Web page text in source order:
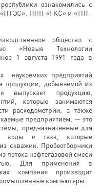
ознакомились с
«НТЭС», НПП «ГКС» и «ТНГ-
общество с
«Новые Технологии
1 августа 1991 года в
предприятий
продукции, добываемой из
выпускает продукцию,
которые занимаются
расходометрии, а также
предприятием, — это
предназначенные для
воды и газа, которые
скважин. Пробоотборники
потока нефтегазовой смеси
Для применения в
компания производит
компьютеры.